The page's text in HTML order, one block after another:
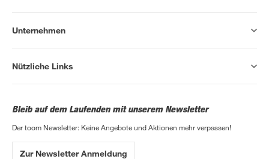
Unternehmen
Nützliche Links
Bleib auf dem Laufenden mit unserem Newsletter
Der toom Newsletter: Keine Angebote und Aktionen mehr verpassen!
Zur Newsletter Anmeldung